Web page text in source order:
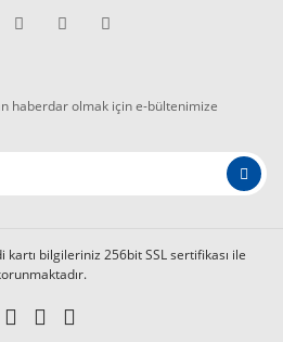
haberdar olmak için e-bültenimize
kartı bilgileriniz 256bit SSL sertifikası ile